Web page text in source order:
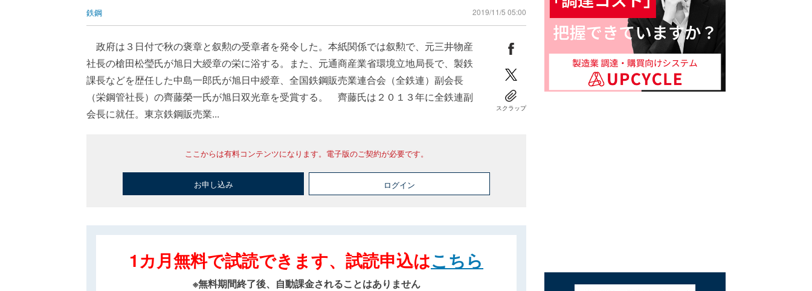
鉄鋼 2019/11/5 05:00
政府は３日付で秋の褒章と叙勲の受章者を発令した。本紙関係では叙勲で、元三井物産
社長の槍田松瑩氏が旭日大綬章の栄に浴する。また、元通商産業省環境立地局長で、製鉄
課長などを歴任した中島一郎氏が旭日中綬章、全国鉄鋼販売業連合会（全鉄連）副会長
（栄鋼管社長）の齊藤榮一氏が旭日双光章を受賞する。 齊藤氏は２０１３年に全鉄連副
会長に就任。東京鉄鋼販売業...
スクラップ
ここからは有料コンテンツになります。電子版のご契約が必要です。
お申し込み ログイン
1カ月無料で試読できます、試読申込はこちら
※無料期間終了後、自動課金されることはありません